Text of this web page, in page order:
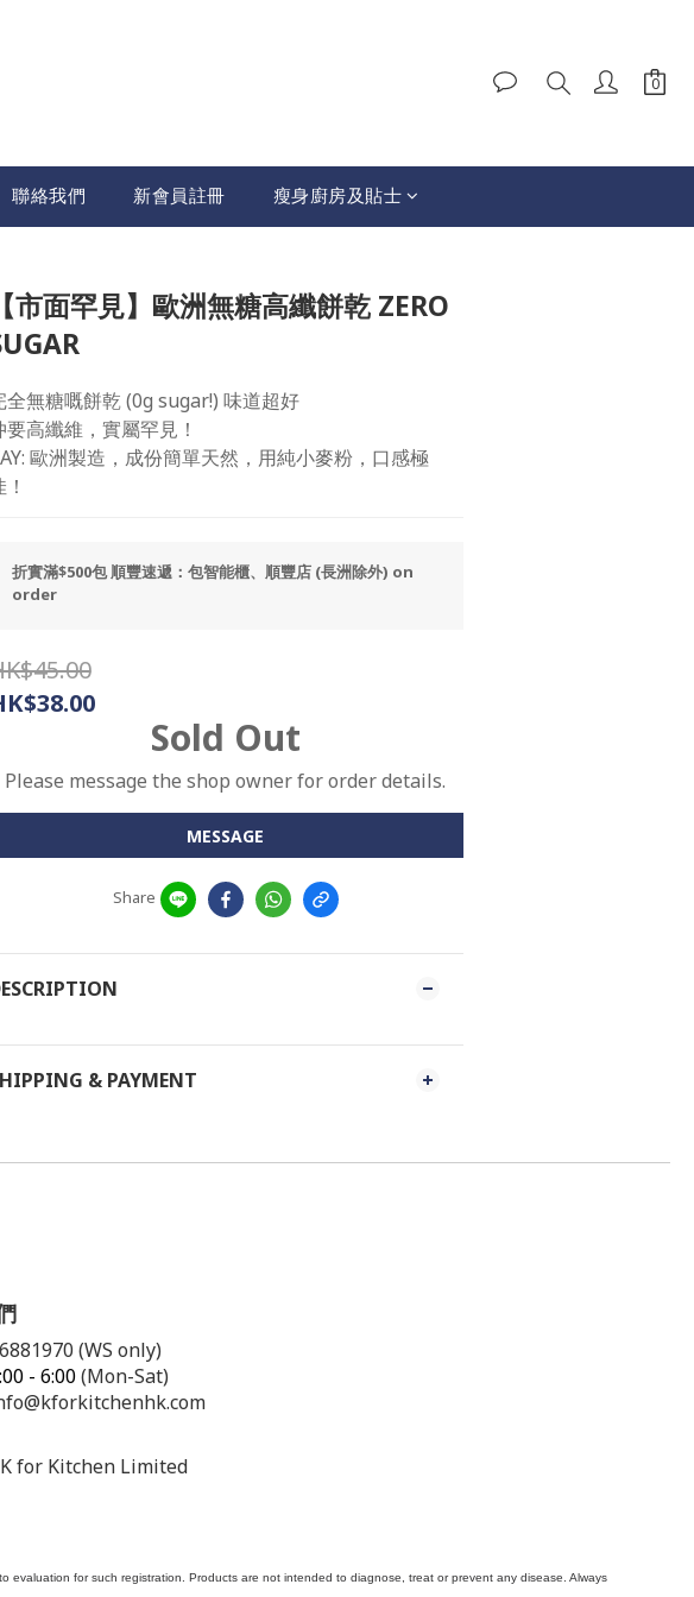
聯絡我們 新會員註冊 瘦身廚房及貼士
【市面罕見】歐洲無糖高纖餅乾 ZERO
全無糖嘅餅乾 (0g sugar!) 味道超好
要高纖維，實屬罕見！
歐洲製造，成份簡單天然，用純小麥粉，口感極
折實滿$500包 順豐速遞：包智能櫃、順豐店 (長洲除外) on
order
Sold Out
Please message the shop owner for order details.
MESSAGE
Share
& PAYMENT
(WS only)
- 6:00(Mon-Sat)
for Kitchen Limited
for such registration. Products are not intended to diagnose, treat or prevent any disease. Always